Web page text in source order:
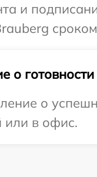
и
о готовности
о
или в офис.